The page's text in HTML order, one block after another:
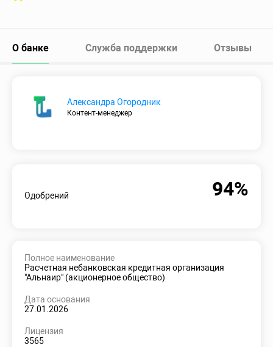
О банке Служба поддержки Отзывы
Александра Огородник
Контент-менеджер
Одобрений 94%
Полное наименование
Расчетная небанковская кредитная организация
"Альнаир" (акционерное общество)
Дата основания
27.01.2026
Лицензия
3565